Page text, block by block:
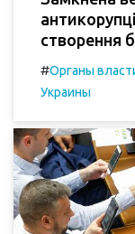
створення
#Органы
Украины